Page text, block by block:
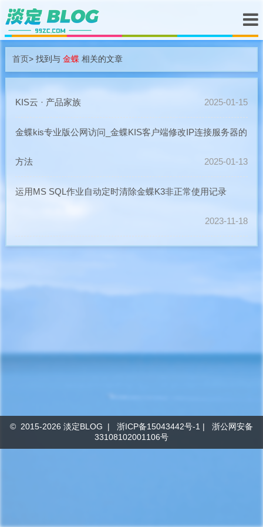
首页> 找到与 金蝶 相关的文章
KIS云 · 产品家族 2025-01-15
金蝶kis专业版公网访问_金蝶KIS客户端修改IP连接服务器的
方法 2025-01-13
运用MS SQL作业自动定时清除金蝶K3非正常使用记录
2023-11-18
© 2015-2026 淡定BLOG | 浙ICP备15043442号-1 | 浙公网安备
33108102001106号